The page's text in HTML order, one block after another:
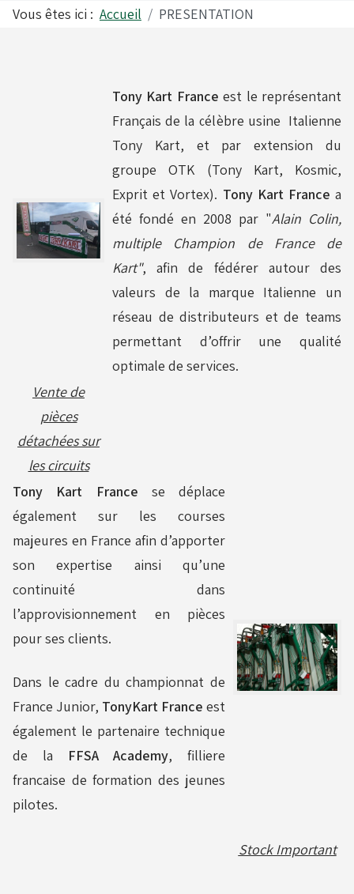
Vous êtes ici : Accueil PRESENTATION
Tony Kart France est le représentant
Français de la célèbre usine Italienne
Tony Kart, et par extension du
groupe OTK (Tony Kart, Kosmic,
Exprit et Vortex). Tony Kart France a
été fondé en 2008 par "Alain Colin,
multiple Champion de France de
Kart", afin de fédérer autour des
valeurs de la marque Italienne un
réseau de distributeurs et de teams
permettant d’offrir une qualité
optimale de services.
Vente de
pièces
détachées sur
les circuits
Tony Kart France se déplace
également sur les courses
majeures en France afin d’apporter
son expertise ainsi qu’une
continuité dans
l’approvisionnement en pièces
pour ses clients.
Dans le cadre du championnat de
France Junior, TonyKart France est
également le partenaire technique
de la
FFSA Academy, filliere
francaise de formation des jeunes
pilotes.
Stock Important
Jantes
Leviers de vitesses
Moyeux - Porte-couronnes
Pare chaînes - Echappement
Pare chocs - Barres
Platines moteurs - Brides
Plombs - Câbles - Mesure
Réservoirs - Radiateurs
Sièges et Raidisseurs